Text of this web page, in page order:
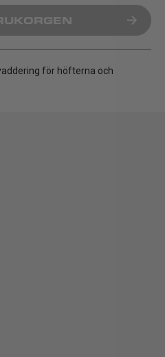
för höfterna och